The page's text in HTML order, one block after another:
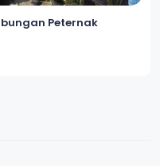
Peternak